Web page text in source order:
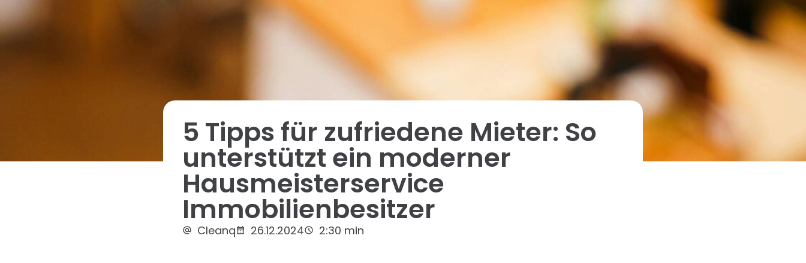
5 Tipps für zufriedene Mieter: So
unterstützt ein moderner
Hausmeisterservice
Immobilienbesitzer
Cleanq 26.12.2024 2:30 min